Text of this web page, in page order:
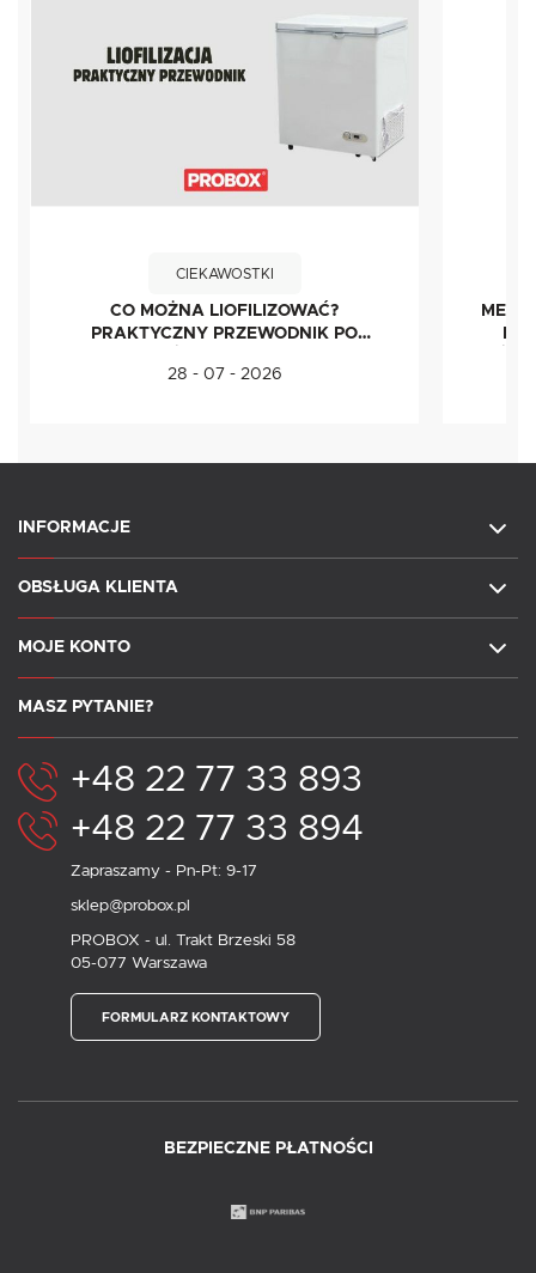
CIEKAWOSTKI
CO MOŻNA LIOFILIZOWAĆ?
PRAKTYCZNY PRZEWODNIK PO
28 - 07 - 2026
INFORMACJE
OBSŁUGA KLIENTA
MOJE KONTO
MASZ PYTANIE?
+48 22 77 33 893
+48 22 77 33 894
Zapraszamy - Pn-Pt: 9-17
sklep@probox.pl
PROBOX - ul. Trakt Brzeski 58
05-077 Warszawa
FORMULARZ KONTAKTOWY
BEZPIECZNE PŁATNOŚCI